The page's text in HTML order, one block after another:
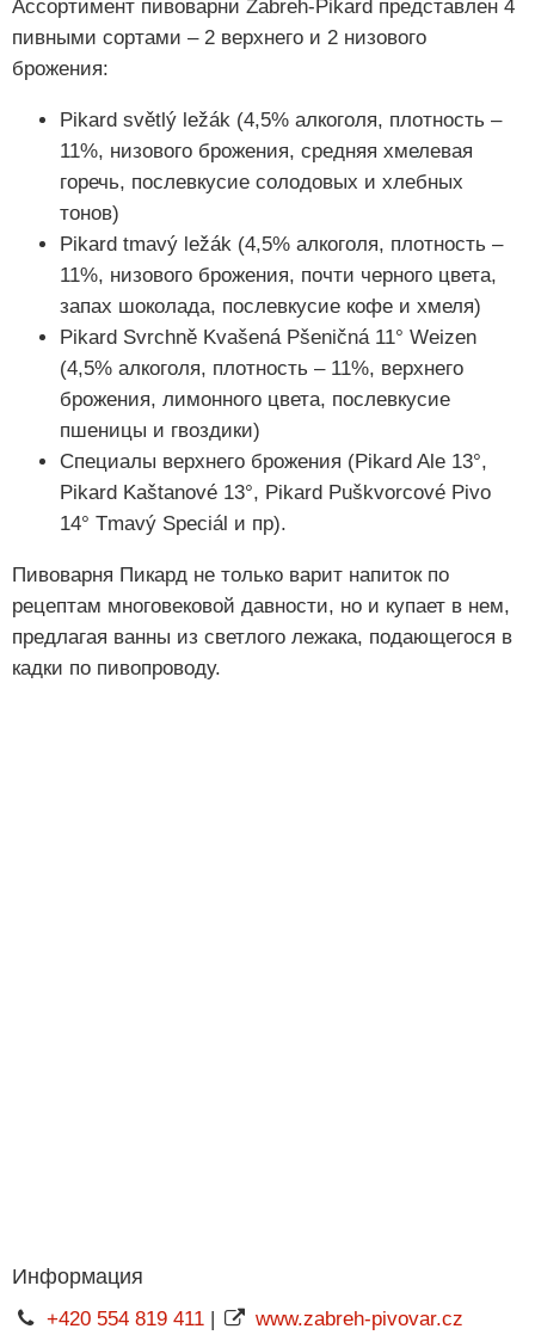
Ассортимент пивоварни Zabreh-Pikard представлен 4
пивными сортами – 2 верхнего и 2 низового
брожения:
Pikard světlý ležák (4,5% алкоголя, плотность –
11%, низового брожения, средняя хмелевая
горечь, послевкусие солодовых и хлебных
тонов)
Pikard tmavý ležák (4,5% алкоголя, плотность –
11%, низового брожения, почти черного цвета,
запах шоколада, послевкусие кофе и хмеля)
Pikard Svrchně Kvašená Pšeničná 11° Weizen
(4,5% алкоголя, плотность – 11%, верхнего
брожения, лимонного цвета, послевкусие
пшеницы и гвоздики)
Специалы верхнего брожения (Pikard Ale 13°,
Pikard Kaštanové 13°, Pikard Puškvorcové Pivo
14° Tmavý Speciál и пр).
Пивоварня Пикард не только варит напиток по
рецептам многовековой давности, но и купает в нем,
предлагая ванны из светлого лежака, подающегося в
кадки по пивопроводу.
Информация
+420 554 819 411| www.zabreh-pivovar.cz